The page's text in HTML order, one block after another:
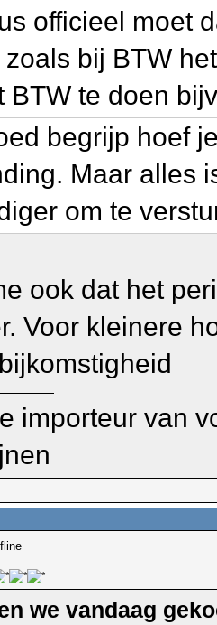
officieel moet
bij BTW
BTW te doen
begrijp hoef
Maar alles
om te
ook dat het
Voor kleinere
importeur van
we vandaag